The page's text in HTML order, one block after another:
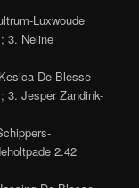
Luxwoude
3. Neline
De Blesse
3. Jesper Zandink-
2.42